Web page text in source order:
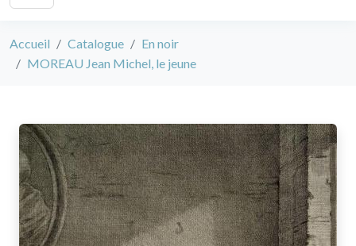
Accueil Catalogue
En noir
MOREAU Jean Michel, le jeune